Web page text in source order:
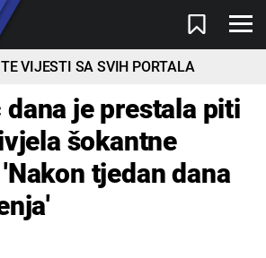
VIJESTI SA SVIH PORTALA
dana je prestala piti
šokantne
tjedan dana